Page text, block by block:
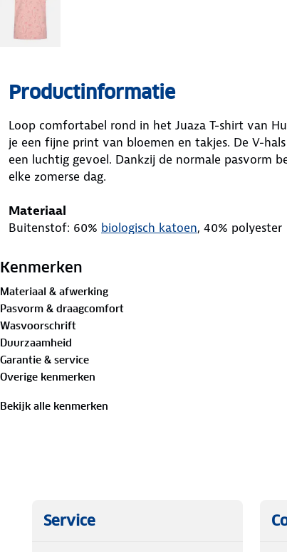
Productinformatie
Loop comfortabel rond in het Juaza T-shirt van
je een fijne print van bloemen en takjes. De V-
een luchtig gevoel. Dankzij de normale pasvorm
elke zomerse dag.
Materiaal
Buitenstof: 60% biologisch katoen, 40% polyester
Is je kleding aan vervanging toe? Lever het in bij
Kenmerken
Materiaal & afwerking
Pasvorm & draagcomfort
Wasvoorschrift
Duurzaamheid
Garantie & service
Overige kenmerken
Bekijk alle kenmerken
Service